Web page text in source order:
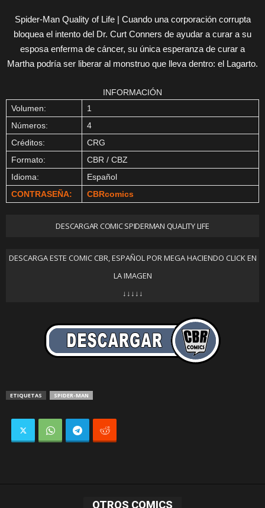
Spider-Man Quality of Life | Cuando una corporación corrupta
bloquea el intento del Dr. Curt Conners de ayudar a curar a su
esposa enferma de cáncer, su única esperanza de curar a
Martha podría ser liberar al monstruo que lleva dentro: el Lagarto.
INFORMACIÓN
Volumen:
1
Números:
4
Créditos:
CRG
Formato:
CBR / CBZ
Idioma:
Español
CONTRASEÑA:
CBRcomics
DESCARGAR COMIC SPIDERMAN QUALITY LIFE
DESCARGA ESTE COMIC CBR, ESPAÑOL POR MEGA HACIENDO CLICK EN
LA IMAGEN
↓↓↓↓↓
ETIQUETAS SPIDER-MAN
OTROS COMICS